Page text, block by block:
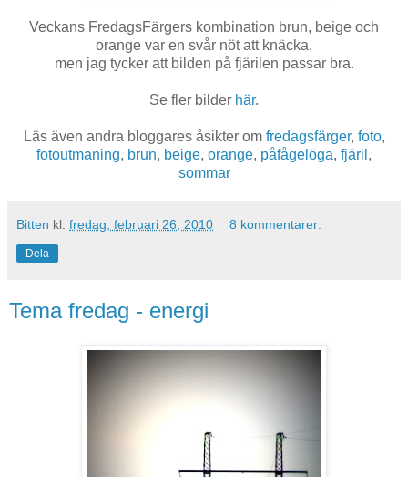
Veckans FredagsFärgers kombination brun, beige och
orange var en svår nöt att knäcka,
men jag tycker att bilden på fjärilen passar bra.
Se fler bilder här.
Läs även andra bloggares åsikter om fredagsfärger, foto,
fotoutmaning, brun, beige, orange, påfågelöga, fjäril ,
sommar
Bitten kl. fredag, februari 26, 2010 8 kommentarer:
Dela
Tema fredag - energi